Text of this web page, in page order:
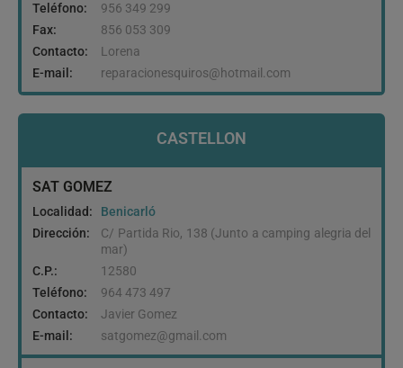
Teléfono:
956 349 299
Fax:
856 053 309
Contacto:
Lorena
E-mail:
reparacionesquiros@hotmail.com
CASTELLON
SAT GOMEZ
Localidad:
Benicarló
Dirección:
C/ Partida Rio, 138 (Junto a camping alegria del
mar)
C.P.:
12580
Teléfono:
964 473 497
Contacto:
Javier Gomez
E-mail:
satgomez@gmail.com